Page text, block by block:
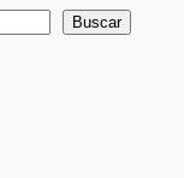
Buscar